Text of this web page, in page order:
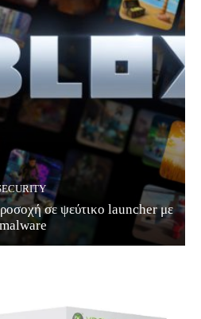
σε ψεύτικο launcher με
malware